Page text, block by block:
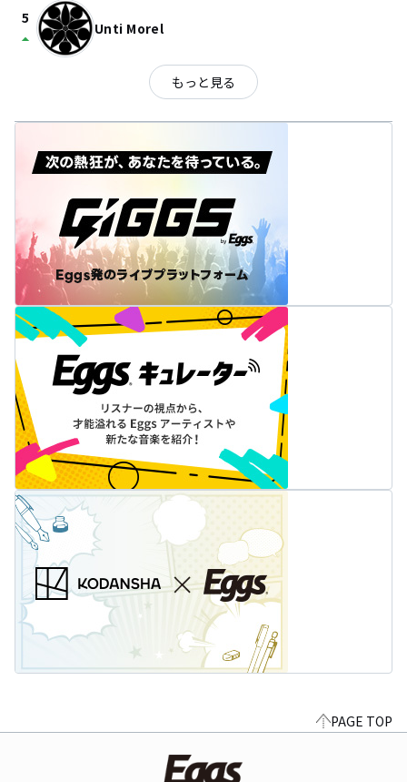
5
arrow_drop_up Unti Morel
もっと見る
PAGE TOP